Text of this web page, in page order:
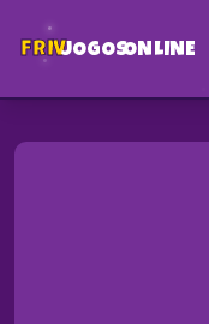
FRIVJOGOSONLINE